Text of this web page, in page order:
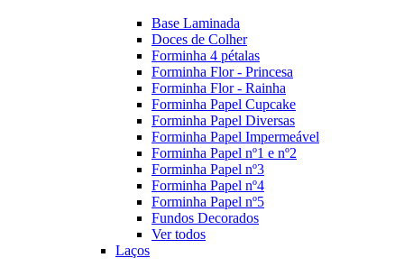
Base Laminada
Doces de Colher
Forminha 4 pétalas
Forminha Flor - Princesa
Forminha Flor - Rainha
Forminha Papel Cupcake
Forminha Papel Diversas
Forminha Papel Impermeável
Forminha Papel nº1 e nº2
Forminha Papel nº3
Forminha Papel nº4
Forminha Papel nº5
Fundos Decorados
Ver todos
Laços